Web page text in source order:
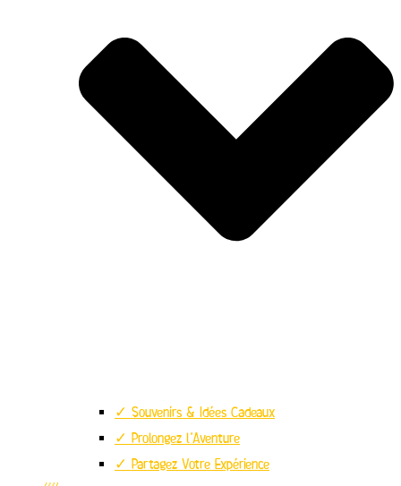
✓ Souvenirs & Idées Cadeaux
✓ Prolongez l’Aventure
✓ Partagez Votre Expérience